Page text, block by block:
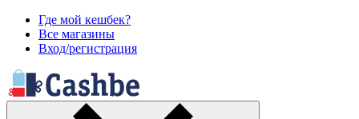
Где мой кешбек?
Все магазины
Вход/регистрация